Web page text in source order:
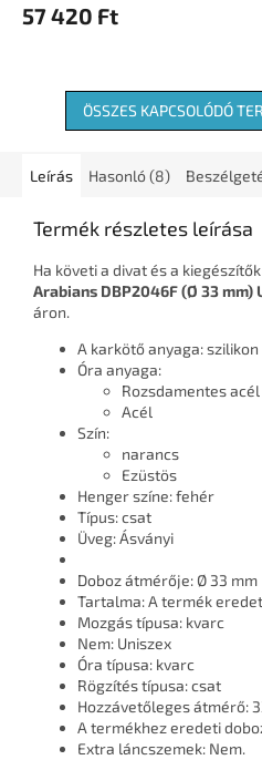
57 420 Ft
ÖSSZES KAPCSOLÓDÓ
Leírás Hasonló (8)
Termék részletes leírása
Ha követi a divat és a
Arabians DBP2046F (Ø 33
áron.
A karkötő anyaga: szilikon
Óra anyaga:
Rozsdamentes acél
Acél
Szín:
narancs
Ezüstös
Henger színe: fehér
Típus: csat
Üveg: Ásványi
Doboz átmérője: Ø 33 mm
Tartalma: A termék
Mozgás típusa: kvarc
Nem: Uniszex
Óra típusa: kvarc
Rögzítés típusa: csat
Hozzávetőleges átmérő:
A termékhez eredeti
Extra láncszemek: Nem.